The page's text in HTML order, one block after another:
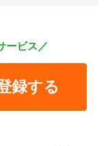
ービス／
録する